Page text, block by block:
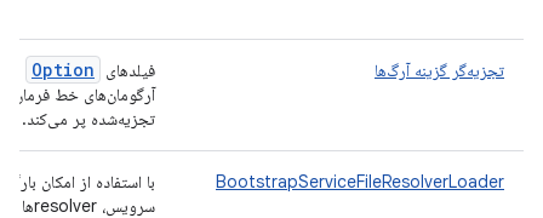
تجزیه‌گر گزینه آرگ‌ها فیلدهای Option
آرگومان‌های خط فرمان
تجزیه‌شده پر می‌کند.
BootstrapServiceFileResolverLoader
با استفاده از امکان
سرویس، resolverها را